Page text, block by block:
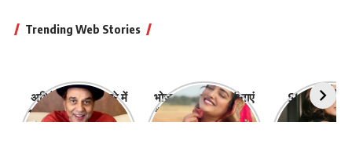
Trending Web Stories
अभिनेता धर्मेंद्र के बारे में
10 रोचक बातें, जिनके बारे
भोजपुरी की ये 10 हसीनाएं
हैं सबसे खूबसूरत | top-
Shefali
‘कांटा लगा